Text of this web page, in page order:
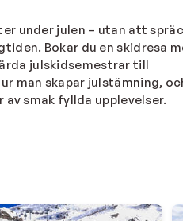
under julen – utan att
Bokar du en skidresa
julskidsemestrar till
man skapar julstämning,
smak fyllda upplevelser.